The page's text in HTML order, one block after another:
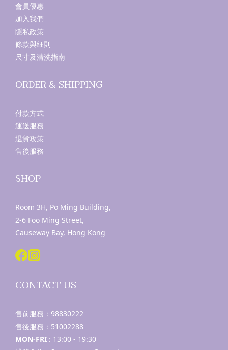
會員優惠
加入我們
隱私政策
條款與細則
尺寸及清洗指南
ORDER & SHIPPING
付款方式
運送服務
退貨攻策
售後服務
SHOP
Room 3H, Po Ming Building,
2-6 Foo Ming Street,
Causeway Bay, Hong Kong
CONTACT US
售前服務： 98830222
售後服務： 51002288
MON-FRI : 13:00 - 19:30